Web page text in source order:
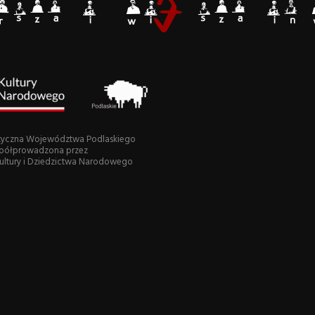
Województwa Podlaskiego
przez
i Dziedzictwa Narodowego